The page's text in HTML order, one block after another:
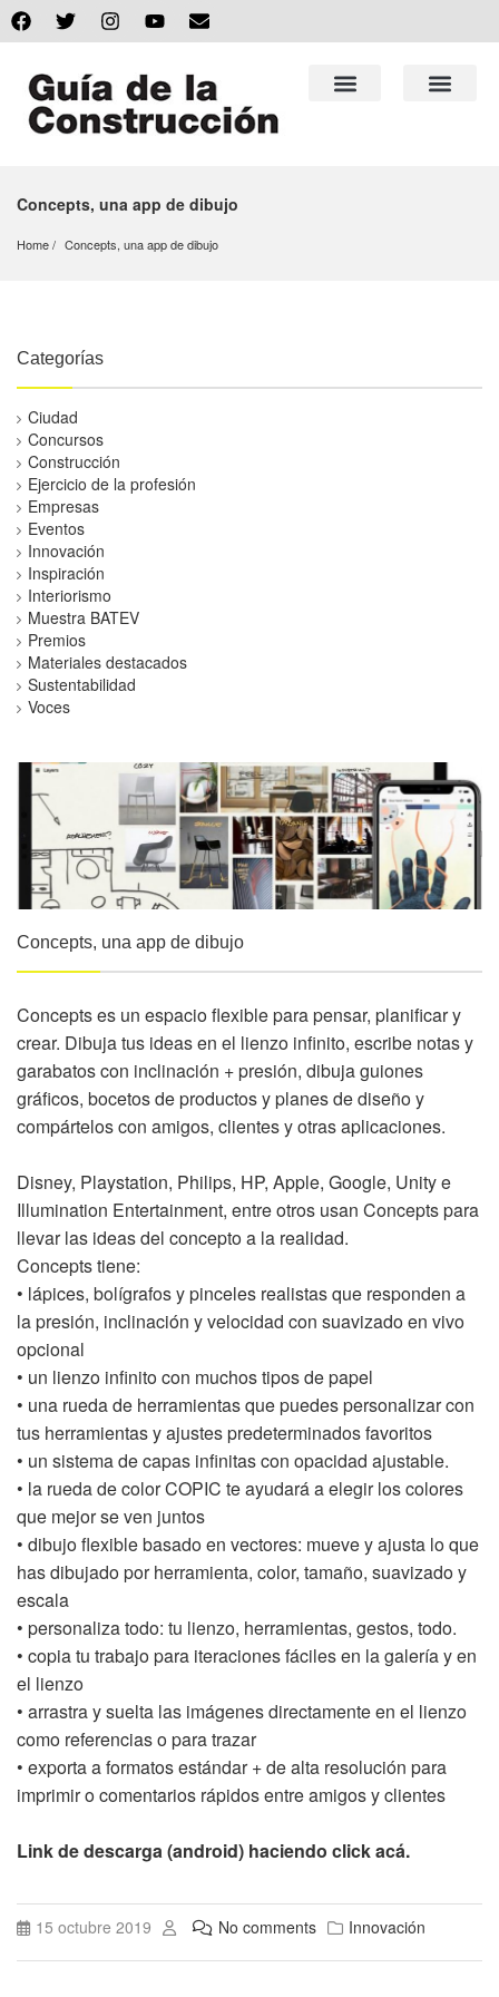
Concepts, una app de dibujo
Home Concepts, una app de dibujo
Categorías
Ciudad
Concursos
Construcción
Ejercicio de la profesión
Empresas
Eventos
Innovación
Inspiración
Interiorismo
Muestra BATEV
Premios
Materiales destacados
Sustentabilidad
Voces
Concepts, una app de dibujo
Concepts es un espacio flexible para pensar, planificar y
crear. Dibuja tus ideas en el lienzo infinito, escribe notas y
garabatos con inclinación + presión, dibuja guiones
gráficos, bocetos de productos y planes de diseño y
compártelos con amigos, clientes y otras aplicaciones.
Disney, Playstation, Philips, HP, Apple, Google, Unity e
Illumination Entertainment, entre otros usan Concepts para
llevar las ideas del concepto a la realidad.
Concepts tiene:
• lápices, bolígrafos y pinceles realistas que responden a
la presión, inclinación y velocidad con suavizado en vivo
opcional
• un lienzo infinito con muchos tipos de papel
• una rueda de herramientas que puedes personalizar con
tus herramientas y ajustes predeterminados favoritos
• un sistema de capas infinitas con opacidad ajustable.
• la rueda de color COPIC te ayudará a elegir los colores
que mejor se ven juntos
• dibujo flexible basado en vectores: mueve y ajusta lo que
has dibujado por herramienta, color, tamaño, suavizado y
escala
• personaliza todo: tu lienzo, herramientas, gestos, todo.
• copia tu trabajo para iteraciones fáciles en la galería y en
el lienzo
• arrastra y suelta las imágenes directamente en el lienzo
como referencias o para trazar
• exporta a formatos estándar + de alta resolución para
imprimir o comentarios rápidos entre amigos y clientes
Link de descarga (android) haciendo click acá.
15 octubre 2019 No comments Innovación